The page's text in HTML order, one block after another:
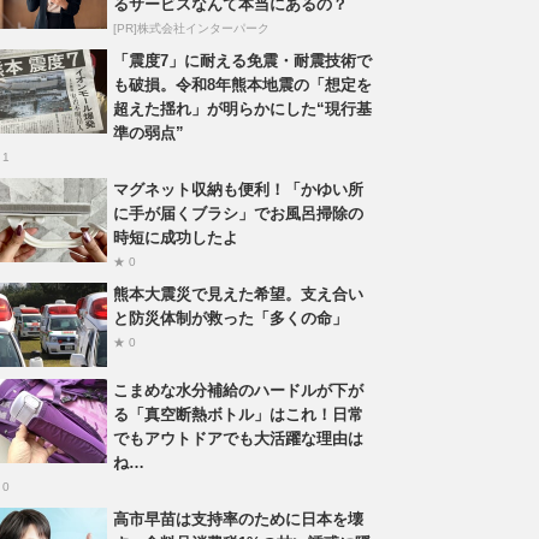
るサービスなんて本当にあるの？
[PR]株式会社インターパーク
「震度7」に耐える免震・耐震技術で
も破損。令和8年熊本地震の「想定を
超えた揺れ」が明らかにした“現行基
準の弱点”
マグネット収納も便利！「かゆい所
に手が届くブラシ」でお風呂掃除の
時短に成功したよ
★ 0
熊本大震災で見えた希望。支え合い
と防災体制が救った「多くの命」
★ 0
こまめな水分補給のハードルが下が
る「真空断熱ボトル」はこれ！日常
でもアウトドアでも大活躍な理由は
ね…
高市早苗は支持率のために日本を壊